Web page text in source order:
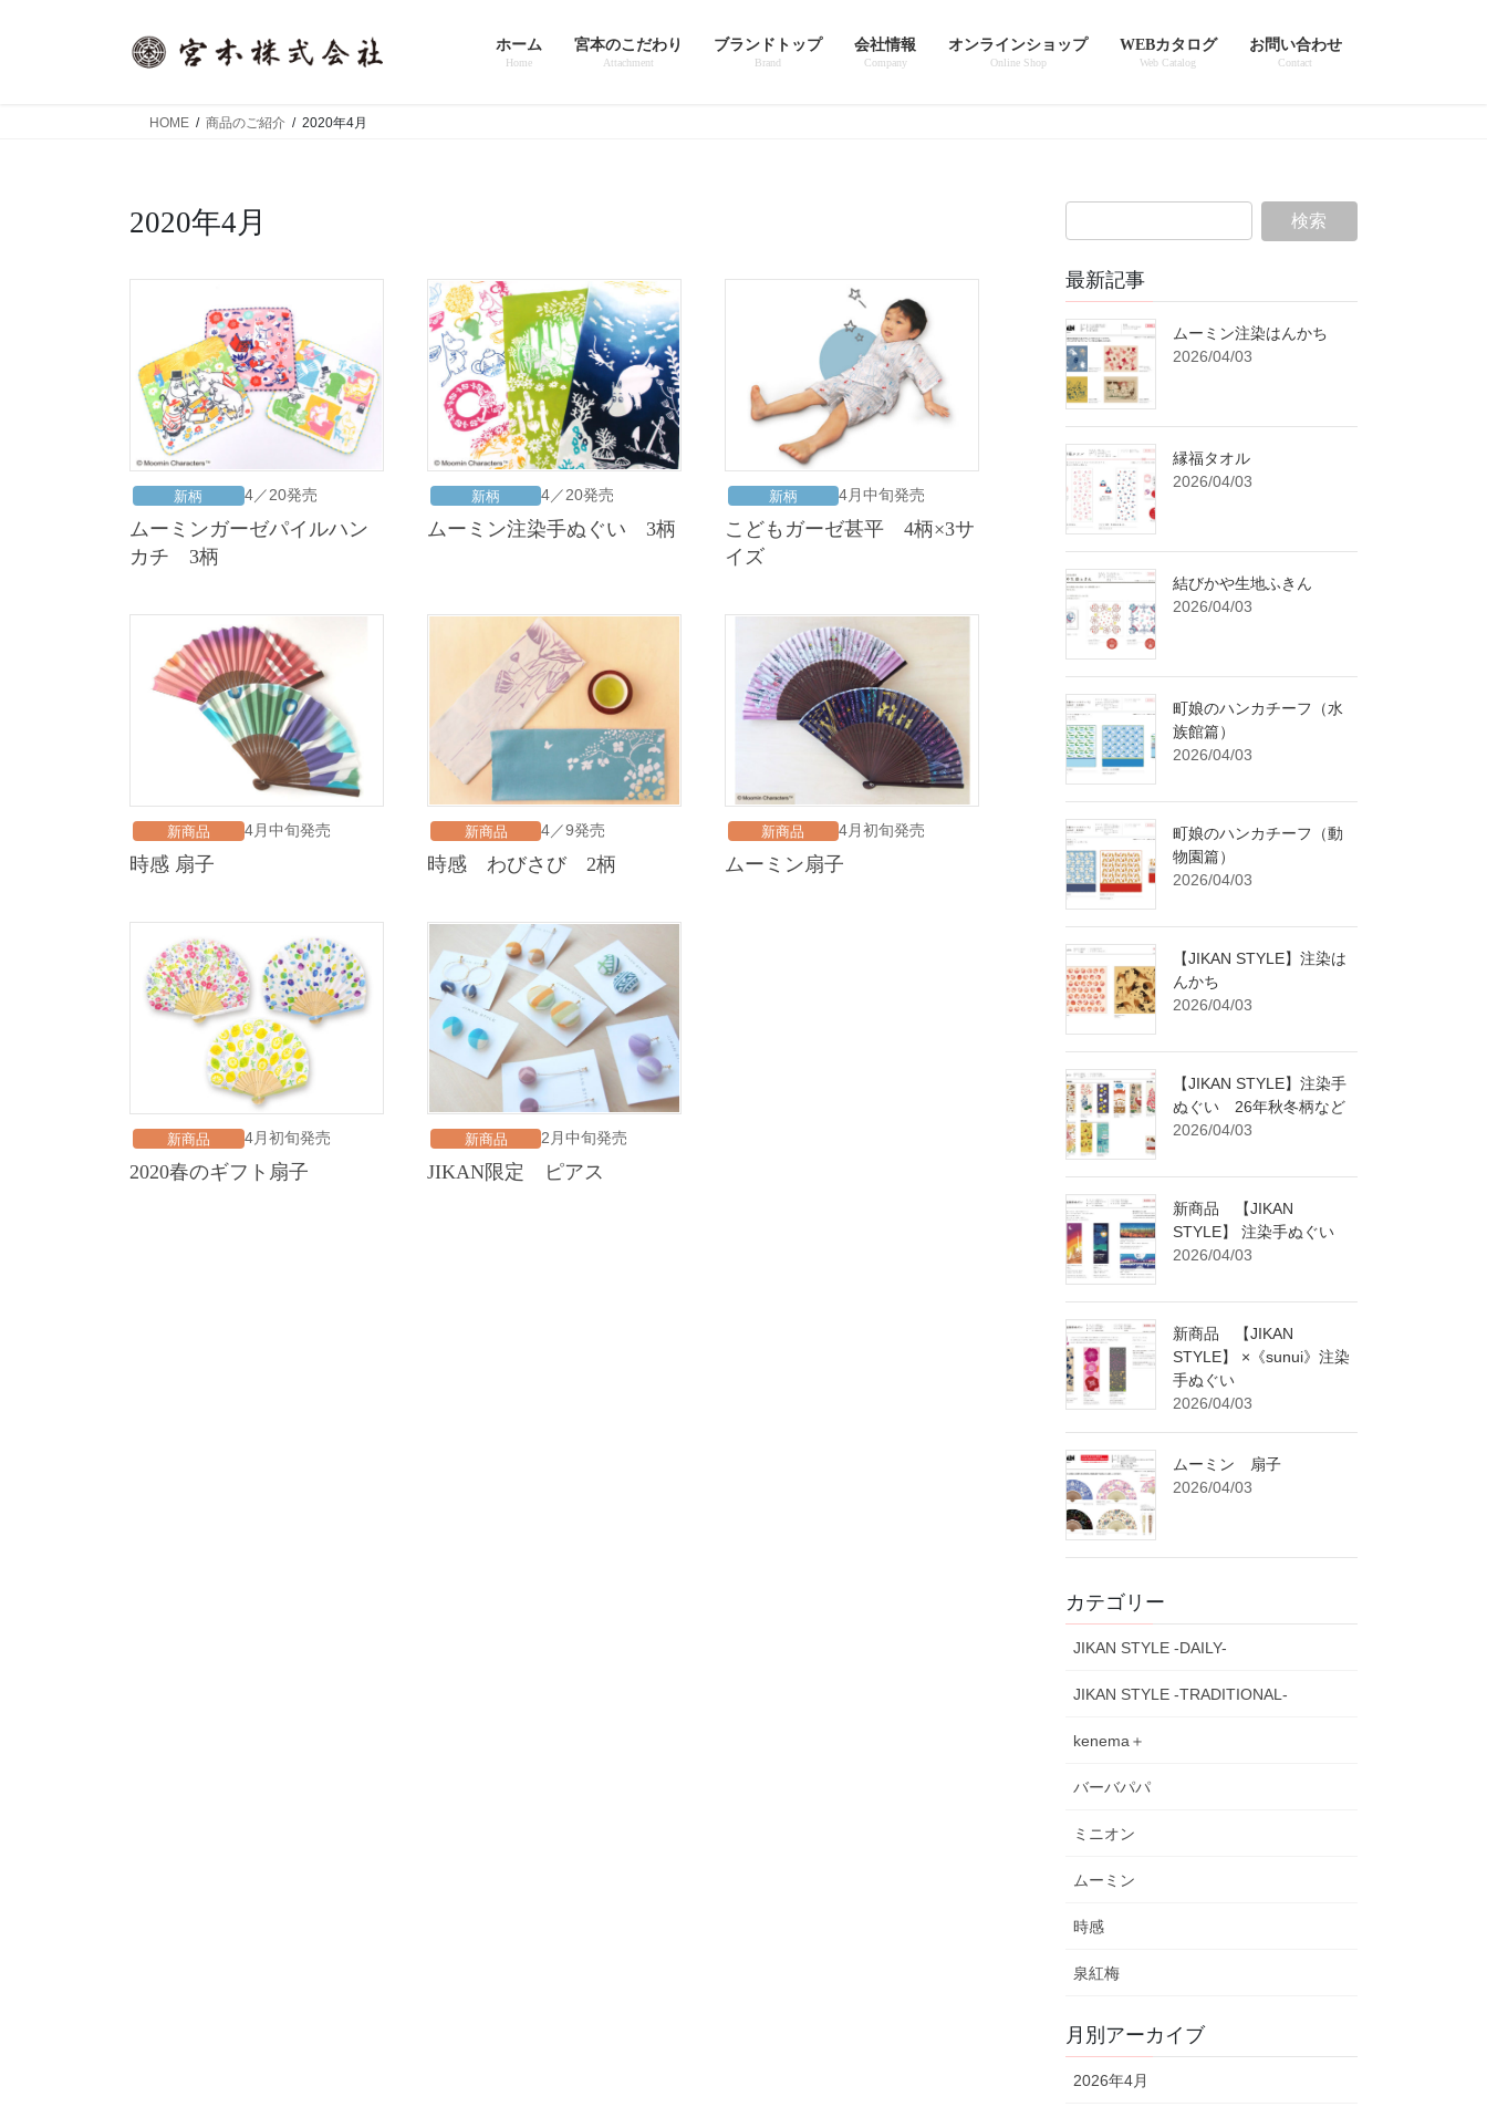
ホーム
Home
宮本のこだわり
Attachment
ブランドトップ
Brand
会社情報
Company
オンラインショップ
Online Shop
WEBカタログ
Web Catalog
お問い合わせ
Contact
HOME 商品のご紹介 2020年4月
2020年4月
新柄
ムーミンガーゼパイルハン
カチ 3柄
4／20発売 新柄
ムーミン注染手ぬぐい 3柄
4／20発売 新柄
こどもガーゼ甚平 4柄×3サ
イズ
4月中旬発売
新商品
時感 扇子
4月中旬発売 新商品
時感 わびさび 2柄
4／9発売 新商品
ムーミン扇子
4月初旬発売
新商品
2020春のギフト扇子
4月初旬発売 新商品
JIKAN限定 ピアス
2月中旬発売
最新記事
ムーミン注染はんかち
2026/04/03
縁福タオル
2026/04/03
結びかや生地ふきん
2026/04/03
町娘のハンカチーフ（水
族館篇）
2026/04/03
町娘のハンカチーフ（動
物園篇）
2026/04/03
【JIKAN STYLE】注染は
んかち
2026/04/03
【JIKAN STYLE】注染手
ぬぐい 26年秋冬柄など
2026/04/03
新商品 【JIKAN
STYLE】 注染手ぬぐい
2026/04/03
新商品 【JIKAN
STYLE】 ×《sunui》注染
手ぬぐい
2026/04/03
ムーミン 扇子
2026/04/03
カテゴリー
JIKAN STYLE -DAILY-
JIKAN STYLE -TRADITIONAL-
kenema＋
バーバパパ
ミニオン
ムーミン
時感
泉紅梅
月別アーカイブ
2026年4月